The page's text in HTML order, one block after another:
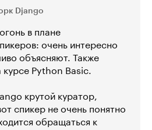
Django
в плане
очень интересно
объясняют. Также
Python Basic.
крутой куратор,
спикер не очень понятно
обращаться к